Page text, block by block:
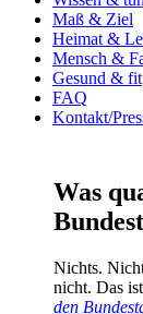
Maß & Ziel
Heimat &
Mensch &
Gesund & fit
FAQ
Kontakt/
Was
Nichts.
nicht. Das
den